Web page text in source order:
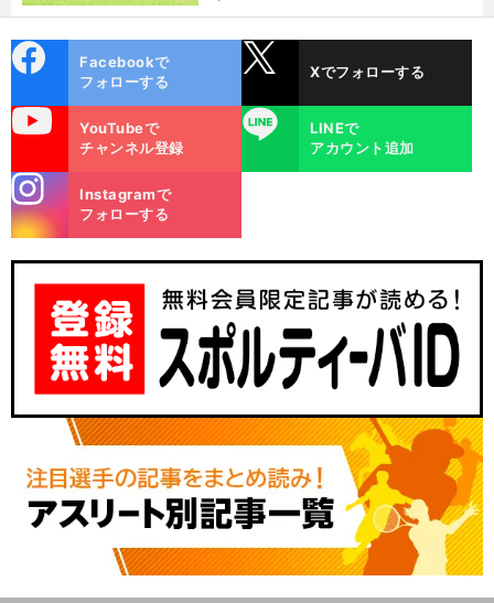
競
馬とカーレースは似ている
。
星野一樹がぶっちぎりでダービー予想
ok
Facebookで
フォローする
Xでフォローする
YouTubeで
チャンネル登録
LINE
LINEで
アカウント追加
m
Instagramで
フォローする